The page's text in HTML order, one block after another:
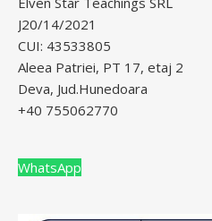
J20/14/2021
CUI: 43533805
Aleea Patriei, PT 17, etaj 2
Deva, Jud.Hunedoara
+40 755062770
WhatsApp